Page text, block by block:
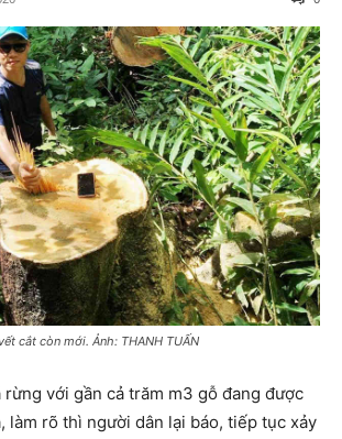
cắt còn mới. Ảnh: THANH TUẤN
với gần cả trăm m3 gỗ đang được
làm rõ thì người dân lại báo, tiếp tục xảy